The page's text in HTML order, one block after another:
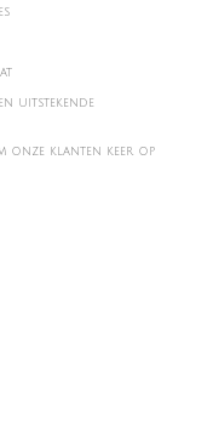
uitstekende
onze klanten keer op